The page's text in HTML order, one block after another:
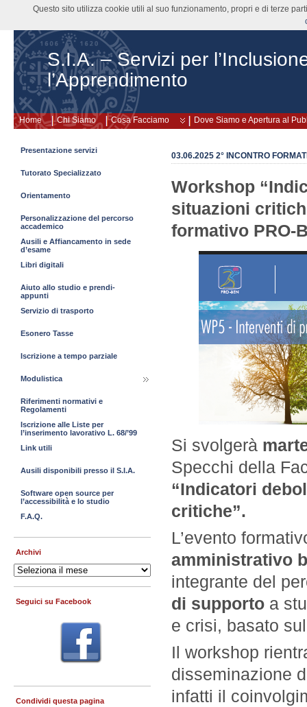
S.I.A. – Servizi per
l’Apprendimento
Home Chi Siamo Cosa Facciamo Dove Siamo e Apertura al
03.06.2025 2° INCONTRO
Workshop
situazioni
formativo PRO-
Si svolgerà
Specchi della
“Indicatori
critiche”.
L’evento
amministrativo
integrante del
di supporto a
e crisi, basato
Il workshop
disseminazione
infatti il
Presentazione servizi
Tutorato Specializzato
Orientamento
Personalizzazione del percorso
accademico
Ausili e Affiancamento in sede
d’esame
Libri digitali
Aiuto allo studio e prendi-
appunti
Servizio di trasporto
Esonero Tasse
Iscrizione a tempo parziale
Modulistica
Riferimenti normativi e
Regolamenti
Iscrizione alle Liste per
l’inserimento lavorativo L. 68/’99
Link utili
Ausili disponibili presso il S.I.A.
Software open source per
l’accessibilità e lo studio
F.A.Q.
Archivi
Archivi
Seguici su Facebook
Condividi questa pagina
Questo sito utilizza cookie utili al suo funzionamento, propri e di terze